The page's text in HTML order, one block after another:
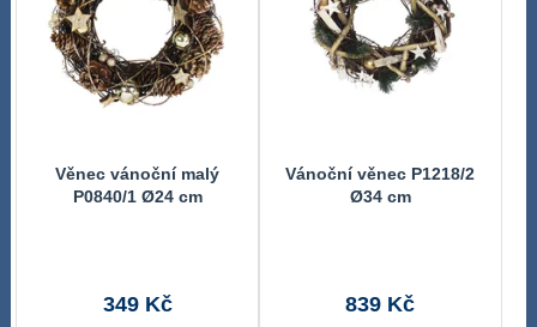
Věnec vánoční malý
P0840/1 Ø24 cm
349 Kč
Vánoční věnec P1218/2
Ø34 cm
839 Kč